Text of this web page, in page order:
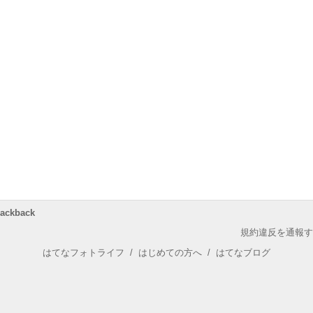
規約違反を通報
はてなフォトライフ / はじめての方へ / はてなブログ